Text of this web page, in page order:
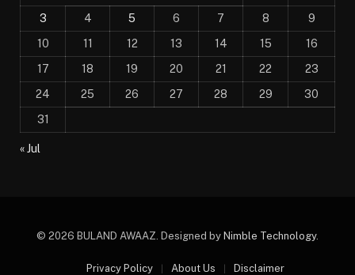
3
4 5 6 7 8
9
10
11 12 13 14 15
16
17
18 19 20 21 22
23
24
25 26 27 28 29
30
31
« Jul
© 2026 BULAND AWAAZ. Designed by Nimble Technology.
Privacy Policy About Us Disclaimer